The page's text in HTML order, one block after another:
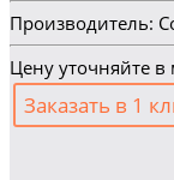
Производитель:
Цену уточняйте в
Заказать в 1